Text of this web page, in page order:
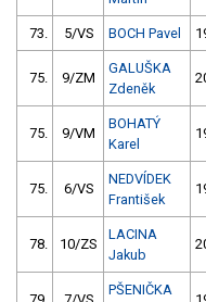
73. 5/VS BOCH Pavel
75. 9/ZM
GALUŠKA
Zdeněk
75. 9/VM
BOHATÝ
Karel
75. 6/VS
NEDVÍDEK
František
78. 10/ZS
LACINA
Jakub
PŠENIČKA